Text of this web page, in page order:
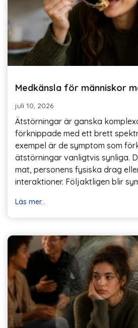
Medkänsla för människor
juli 10, 2026
Ätstörningar är ganska
förknippade med ett brett
exempel är de symptom som
ätstörningar vanligtvis synliga.
mat, personens fysiska drag
interaktioner. Följaktligen blir
Läs mer...